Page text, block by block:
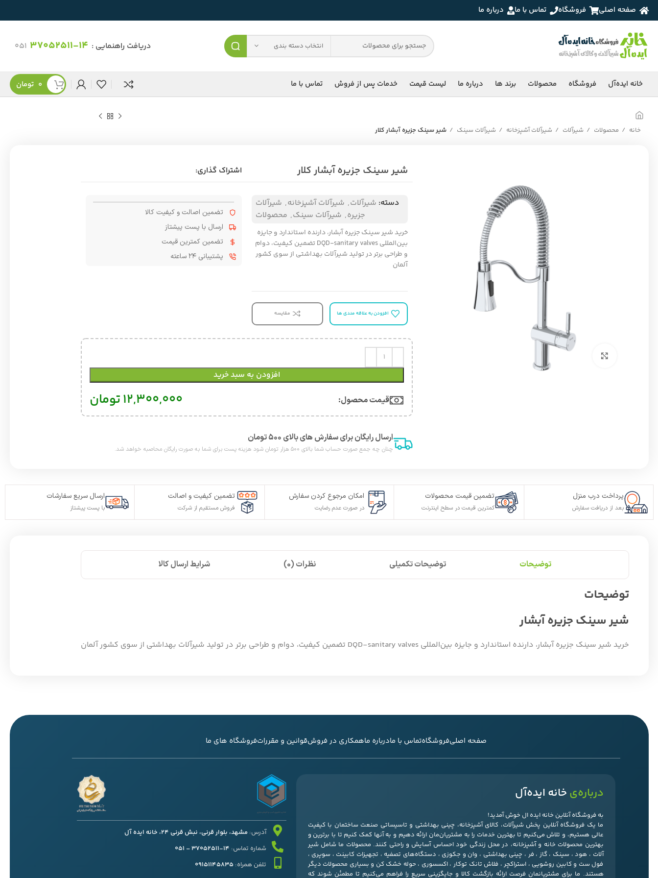
صفحه اصلی فروشگاه تماس با ما درباره ما
انتخاب دسته بندی دریافت راهنمایی : 37052511-14
051
خانه ایده‌آل فروشگاه محصولات برند ها درباره ما لیست قیمت خدمات پس از فروش تماس با ما 0 تومان
خانه محصولات شیرآلات شیرآلات آشپزخانه شیرآلات سینک شیر سینک جزیره آبشار کلار
برای بزرگنمایی کلیک کنید
شیر سینک جزیره آبشار کلار اشتراک گذاری:
دسته: شیرآلات, شیرآلات آشپزخانه, شیرآلات
جزیره, شیرآلات سینک, محصولات
خرید شیر سینک جزیره آبشار، دارنده استاندارد و جایزه
بین‌المللی DQD-sanitary valves تضمین کیفیت، دوام
و طراحی برتر در تولید شیرآلات بهداشتی از سوی کشور
آلمان
افزودن به علاقه مندی ها مقایسه
تضمین اصالت و کیفیت کالا
ارسال با پست پیشتاز
تضمین کمترین قیمت
پشتیبانی ۲۴ ساعته
افزودن به سبد خرید
قیمت محصول:​ 12,300,000تومان
ارسال رایگان برای سفارش های بالای ۵۰۰ تومان
چنان چه جمع صورت حساب شما بالای ۵۰۰ هزار تومان شود هزینه پست برای شما به صورت رایگان محاصبه خواهد شد.
پرداخت درب منزل
بعد از دریافت سفارش
تضمین قیمت محصولات
کمترین قیمت در سطح اینترنت
امکان مرجوع کردن سفارش
در صورت عدم رضایت
تضمین کیفیت و اصالت
فروش مستقیم از شرکت
ارسال سریع سفارشات
با پست پیشتاز
توضیحات توضیحات تکمیلی نظرات (0) شرایط ارسال کالا
توضیحات
شیر سینک جزیره آبشار
خرید شیر سینک جزیره آبشار، دارنده استاندارد و جایزه بین‌المللی DQD-sanitary valves تضمین کیفیت، دوام و طراحی برتر در تولید شیرآلات بهداشتی از سوی کشور آلمان
صفحه اصلیفروشگاهتماس با مادرباره ماهمکاری در فروشقوانین و مقرراتفروشگاه های ما
درباره‌ی خانه ایده‌آل
به فروشگاه آنلاین خانه ایده ال خوش آمدید!
ما یک فروشگاه آنلاین پخش شیرآلات، کالای آشپزخانه، چینی بهداشتی و تاسیساتی صنعت ساختمان با کیفیت
عالی هستیم، و تلاش می‌کنیم تا بهترین خدمات را به مشتریان‌مان ارائه دهیم و به آنها کمک کنیم تا با برترین و
بهترین محصولات خانه و آشپزخانه، در محل زندگی خود احساس آسایش و راحتی کنند. محصولات ما شامل شیر
آلات ، هود ، سینک ، گاز ، فر ، چینی بهداشتی ، وان و جکوزی ، دستگاه‌های تصفیه ، تجهیزات کابینت ، سوپری ،
فول ست و کابین روشویی ، استراکچر ، فلاش تانک توکار ، اکسسوری ، حوله خشک کن و بسیاری محصولات دیگر
هستند. ما برای مشتریانمان فرصت ارائه بازگشت کالا و جایگزینی سریع را فراهم می‌کنیم تا مطمئن شوند که
آدرس: مشهد، بلوار قرنی، نبش قرنی 24، خانه ایده آل
شماره تماس: 14-37052511 – 051
تلفن همراه: 09151145835